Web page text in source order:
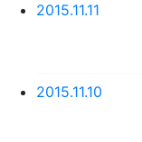
2015.11.11
2015.11.10